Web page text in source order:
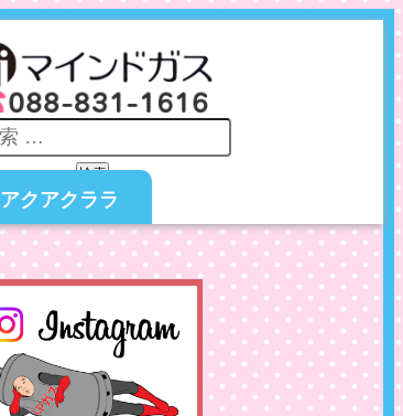
検索
アクアクララ